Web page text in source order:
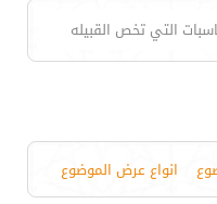
التي تخص القبيله
انواع عرض الموضوع